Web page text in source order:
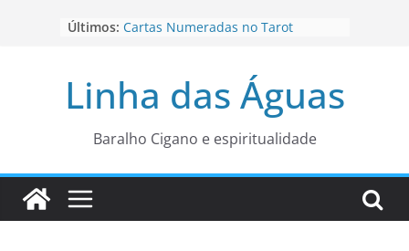
Últimos: Cartas Numeradas no Tarot
para está fase
Os Naipes no Tarot
Cartas da Corte no Tarot
Linha das Águas
Baralho Cigano e espiritualidade